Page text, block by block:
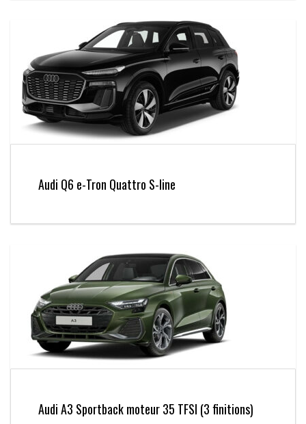
Audi Q6 e-Tron Quattro S-line
Audi A3 Sportback moteur 35 TFSI (3 finitions)